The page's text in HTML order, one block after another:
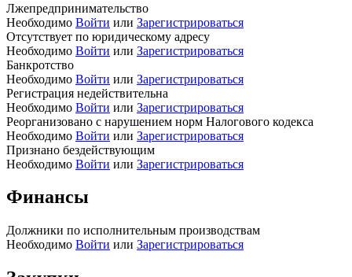
Лжепредпринимательство
Необходимо Войти или Зарегистрироваться
Отсутствует по юридическому адресу
Необходимо Войти или Зарегистрироваться
Банкротство
Необходимо Войти или Зарегистрироваться
Регистрация недействительна
Необходимо Войти или Зарегистрироваться
Реорганизовано с нарушением норм Налогового кодекса
Необходимо Войти или Зарегистрироваться
Признано бездействующим
Необходимо Войти или Зарегистрироваться
Финансы
Должники по исполнительным производствам
Необходимо Войти или Зарегистрироваться